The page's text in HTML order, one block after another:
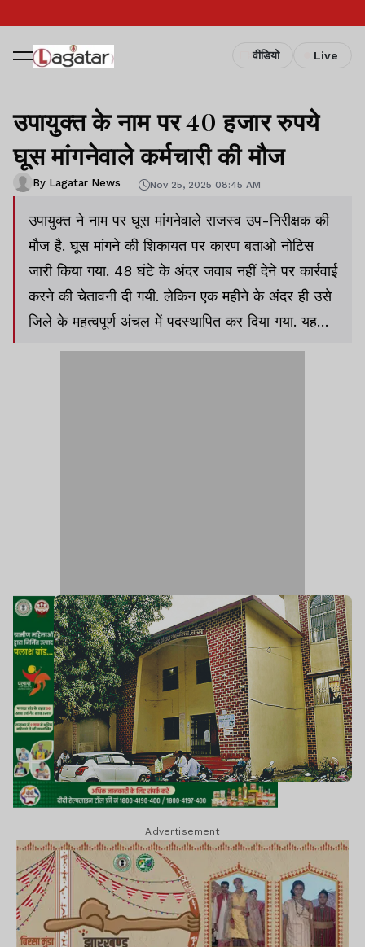
वीडियो Live
उपायुक्त के नाम पर 40 हजार रुपये
घूस मांगनेवाले कर्मचारी की मौज
By Lagatar News Nov 25, 2025 08:45 AM
उपायुक्त ने नाम पर घूस मांगनेवाले राजस्व उप-निरीक्षक की
मौज है. घूस मांगने की शिकायत पर कारण बताओ नोटिस
जारी किया गया. 48 घंटे के अंदर जवाब नहीं देने पर कार्रवाई
करने की चेतावनी दी गयी. लेकिन एक महीने के अंदर ही उसे
जिले के महत्वपूर्ण अंचल में पदस्थापित कर दिया गया. यह
Advertisement